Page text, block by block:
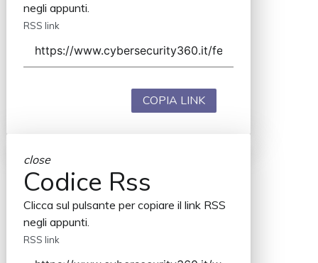
negli appunti.
RSS link
COPIA LINK
close
Codice Rss
Clicca sul pulsante per copiare il link RSS
negli appunti.
RSS link